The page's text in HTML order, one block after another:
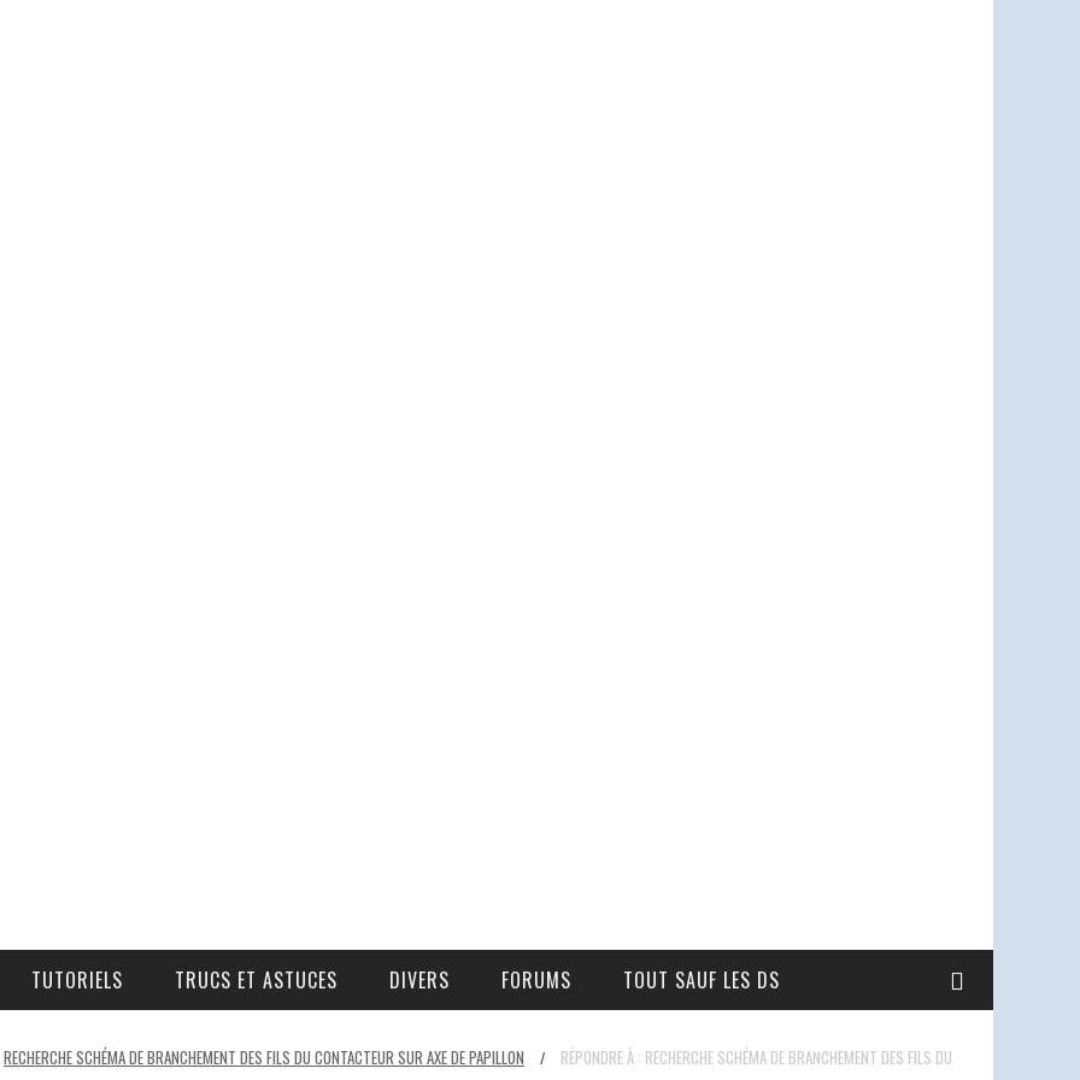
TUTORIELS TRUCS ET ASTUCES DIVERS FORUMS TOUT SAUF LES DS
RECHERCHE SCHÉMA DE BRANCHEMENT DES FILS DU CONTACTEUR SUR AXE DE PAPILLON /
RÉPONDRE À : RECHERCHE SCHÉMA DE BRANCHEMENT DES FILS DU